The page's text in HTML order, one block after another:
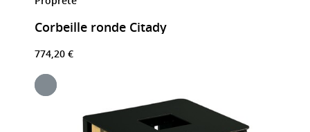
Corbeille ronde Citady
774,20 €